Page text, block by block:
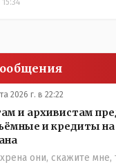
2026 г. в 22:22
и архивистам
и кредиты на
они, скажите мне,